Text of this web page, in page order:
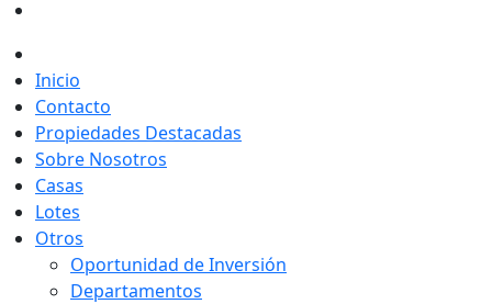
Inicio
Contacto
Propiedades Destacadas
Sobre Nosotros
Casas
Lotes
Otros
Oportunidad de Inversión
Departamentos